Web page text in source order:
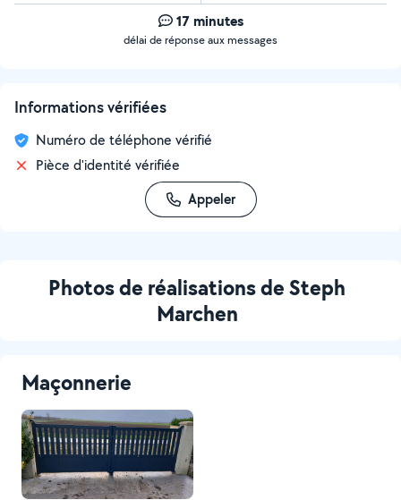
17 minutes
délai de réponse aux messages
Informations vérifiées
Numéro de téléphone vérifié
Pièce d'identité vérifiée
Appeler
Photos de réalisations de Steph
Marchen
Maçonnerie